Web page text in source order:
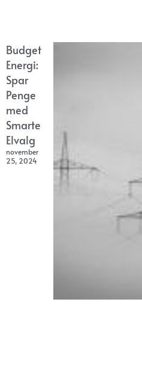
Budget
Energi:
Spar
Penge
med
Smarte
Elvalg
november
25, 2024